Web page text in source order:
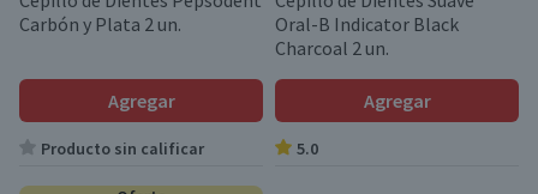
Carbón y Plata 2 un.
Agregar
Producto sin calificar
Oral-B Indicator Black
Charcoal 2 un.
Agregar
5.0